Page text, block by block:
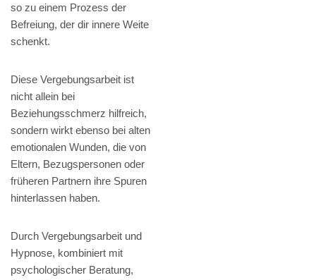
so zu einem Prozess der
Befreiung, der dir innere Weite
schenkt.
Diese Vergebungsarbeit ist
nicht allein bei
Beziehungsschmerz hilfreich,
sondern wirkt ebenso bei alten
emotionalen Wunden, die von
Eltern, Bezugspersonen oder
früheren Partnern ihre Spuren
hinterlassen haben.
Durch Vergebungsarbeit und
Hypnose, kombiniert mit
psychologischer Beratung,